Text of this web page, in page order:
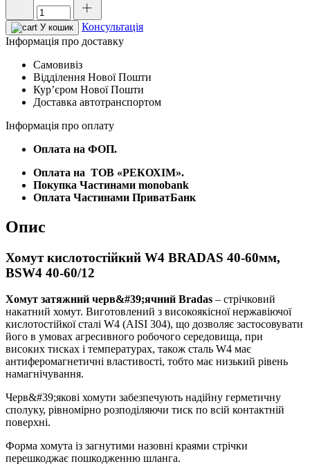
кислотостійкий
W4
BRADAS
60мм,
BSW4
40-
60/12
У кошик
Консультація
Інформація про доставку
Самовивіз
Відділення Нової Пошти
Курʼєром Нової Пошти
Доставка автотранспортом
Інформація про оплату
Оплата на ФОП.
Оплата на ТОВ «РЕКОХІМ».
Покупка Частинами monobank
Оплата Частинами ПриватБанк
Опис
Хомут кислотостійкий W4 BRADAS 40-60мм,
BSW4 40-60/12
Хомут затяжний черв&#39;ячний Bradas – стрічковий
накатний хомут. Виготовлений з високоякісної нержавіючої
кислотостійкої сталі W4 (AISI 304), що дозволяє застосовувати
його в умовах агресивного робочого середовища, при
високих тисках і температурах, також сталь W4 має
антиферомагнетичні властивості, тобто має низький рівень
намагнічування.
Черв&#39;якові хомути забезпечують надійну герметичну
сполуку, рівномірно розподіляючи тиск по всій контактній
поверхні.
Форма хомута із загнутими назовні краями стрічки
перешкоджає пошкодженню шланга.